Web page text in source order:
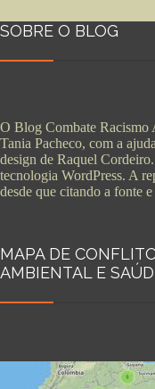
SOBRE O BLOG
O Blog Combate Racismo
Tania Pacheco, com a
design de Raquel
tecnologia WordPress. A
desde que citando a fonte
MAPA DE
AMBIENTAL E